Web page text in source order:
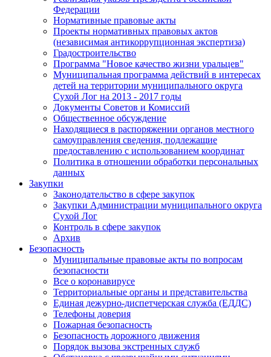
Федерации
Нормативные правовые акты
Проекты нормативных правовых актов
(независимая антикоррупционная экспертиза)
Градостроительство
Программа "Новое качество жизни уральцев"
Муниципальная программа действий в интересах
детей на территории муниципального округа
Сухой Лог на 2013 - 2017 годы
Документы Советов и Комиссий
Общественное обсуждение
Находящиеся в распоряжении органов местного
самоуправления сведения, подлежащие
предоставлению с использованием координат
Политика в отношении обработки персональных
данных
Закупки
Законодательство в сфере закупок
Закупки Администрации муниципального округа
Сухой Лог
Контроль в сфере закупок
Архив
Безопасность
Муниципальные правовые акты по вопросам
безопасности
Все о коронавирусе
Территориальные органы и представительства
Единая дежурно-диспетчерская служба (ЕДДС)
Телефоны доверия
Пожарная безопасность
Безопасность дорожного движения
Порядок вызова экстренных служб